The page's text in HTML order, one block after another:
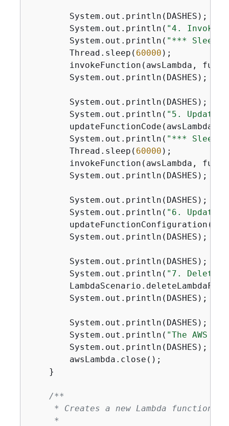
        System.out.println(DASHES);
        System.out.println(
"4. Invoke
        System.out.println(
"*** Sleep
        Thread.sleep(
60000 );
invokeFunction(awsLambda,
        System.out.println(DASHES);
        System.out.println(DASHES);
        System.out.println(
"5. Update
updateFunctionCode(awsLambda,
        System.out.println(
"*** Sleep
        Thread.sleep(
60000 );
invokeFunction(awsLambda,
        System.out.println(DASHES);
        System.out.println(DASHES);
        System.out.println(
"6. Update
        System.out.println(DASHES);
        System.out.println(DASHES);
        System.out.println(
"7. Delete
        System.out.println(DASHES);
        System.out.println(DASHES);
        System.out.println(
"The AWS
        System.out.println(DASHES);
        awsLambda.close();
    }
/**
* Creates a new Lambda function
     *